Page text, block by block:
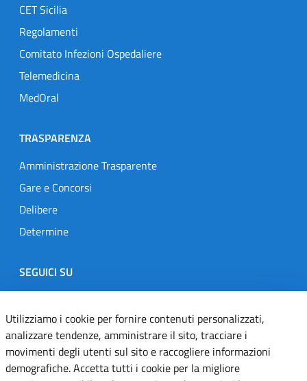
CET Sicilia
Regolamenti
Comitato Infezioni Ospedaliere
Telemedicina
MedOral
TRASPARENZA
Amministrazione Trasparente
Gare e Concorsi
Delibere
Determine
SEGUICI SU
Designers Italia
TwitterInstagramYoutubeLinkedin
Dichiarazione di accessibilità
Utilizziamo i cookie per fornire contenuti personalizzati,
analizzare tendenze, amministrare il sito, tracciare i
movimenti degli utenti sul sito e raccogliere informazioni
demografiche. Accetta tutti i cookie per la migliore